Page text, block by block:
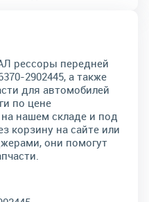
рессоры передней
2902445, а также
для автомобилей
по цене
нашем складе и под
корзину на сайте или
они помогут